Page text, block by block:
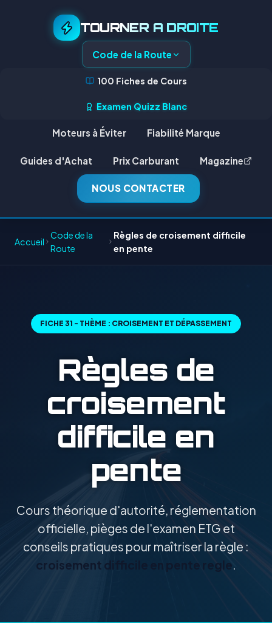
TOURNER A DROITE
Code de la Route
100 Fiches de Cours
Examen Quizz Blanc
Moteurs à Éviter Fiabilité Marque
Guides d'Achat Prix Carburant Magazine
NOUS CONTACTER
Accueil
Code de la
Route
Règles de croisement difficile
en pente
FICHE 31 - THÈME : CROISEMENT ET DÉPASSEMENT
Règles de
croisement
difficile en
pente
Cours théorique d'autorité, réglementation
officielle, pièges de l'examen ETG et
conseils pratiques pour maîtriser la règle :
croisement difficile en pente regle.